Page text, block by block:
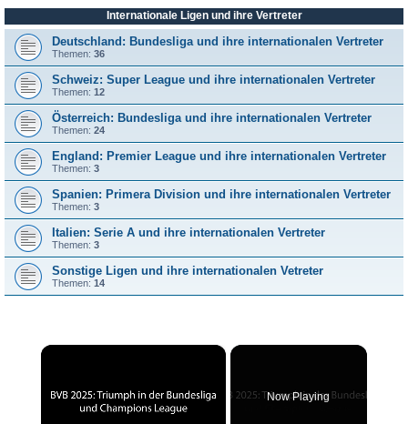
Internationale Ligen und ihre Vertreter
Deutschland: Bundesliga und ihre internationalen Vertreter
Themen: 36
Schweiz: Super League und ihre internationalen Vertreter
Themen: 12
Österreich: Bundesliga und ihre internationalen Vertreter
Themen: 24
England: Premier League und ihre internationalen Vertreter
Themen: 3
Spanien: Primera Division und ihre internationalen Vertreter
Themen: 3
Italien: Serie A und ihre internationalen Vertreter
Themen: 3
Sonstige Ligen und ihre internationalen Vetreter
Themen: 14
×
Now Playing